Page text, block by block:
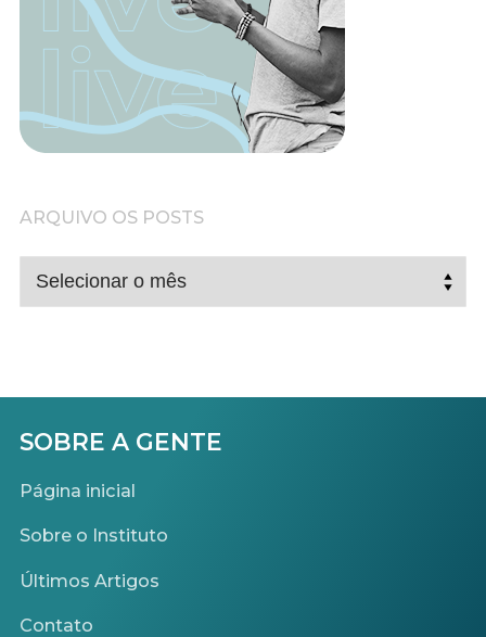
ARQUIVO OS POSTS
ARQUIVO
OS
SOBRE A GENTE
Página inicial
Sobre o Instituto
Últimos Artigos
Contato